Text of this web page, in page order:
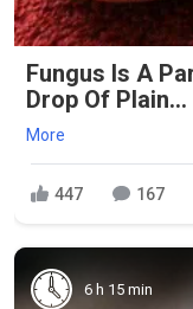
Fungus Is A
Drop Of Plain...
More
447 167
6 h 15 min